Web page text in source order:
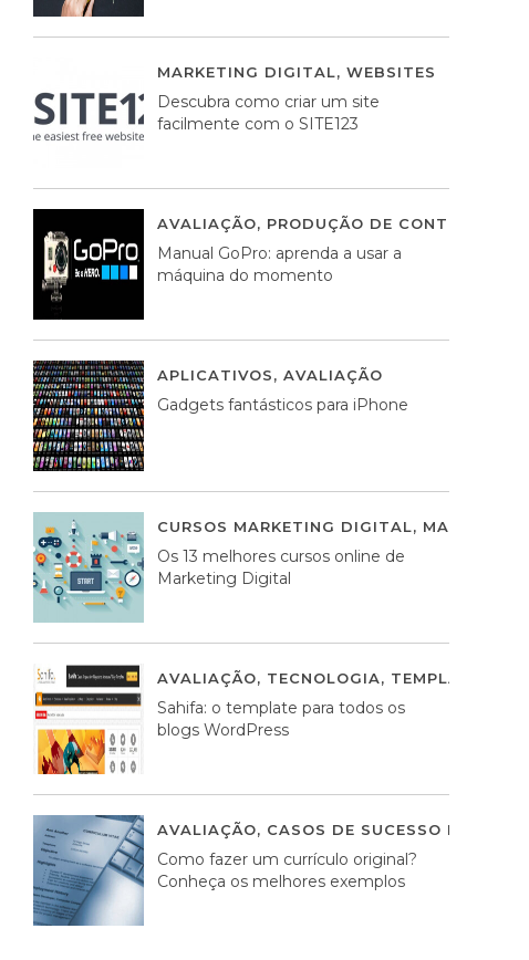
MARKETING DIGITAL, WEBSITES
Descubra como criar um site
facilmente com o SITE123
AVALIAÇÃO, PRODUÇÃO DE CONTEÚDOS
Manual GoPro: aprenda a usar a
máquina do momento
APLICATIVOS, AVALIAÇÃO
Gadgets fantásticos para iPhone
CURSOS MARKETING DIGITAL,
Os 13 melhores cursos online de
Marketing Digital
AVALIAÇÃO, TECNOLOGIA, TEMPLATES
Sahifa: o template para todos os
blogs WordPress
AVALIAÇÃO, CASOS DE SUCESSO DE
Como fazer um currículo original?
Conheça os melhores exemplos